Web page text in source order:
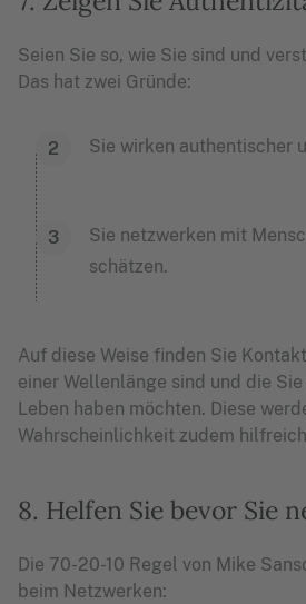
Seien Sie so, wie Sie sind und
Das hat zwei Gründe:
Sie wirken authentischer
Sie netzwerken mit
schätzen.
Auf diese Weise finden Sie
einer Wellenlänge sind und die
Leben haben möchten. Diese
Wahrscheinlichkeit zudem
8. Helfen Sie bevor Sie
Die 70-20-10 Regel von Mike
beim Netzwerken: